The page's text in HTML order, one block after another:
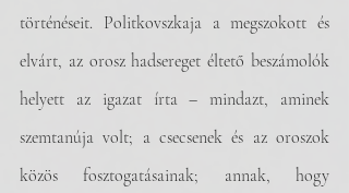
történéseit. Politkovszkaja a megszokott és
elvárt, az orosz hadsereget éltető beszámolók
helyett az igazat írta – mindazt, aminek
szemtanúja volt; a csecsenek és az oroszok
közös fosztogatásainak; annak, hogy